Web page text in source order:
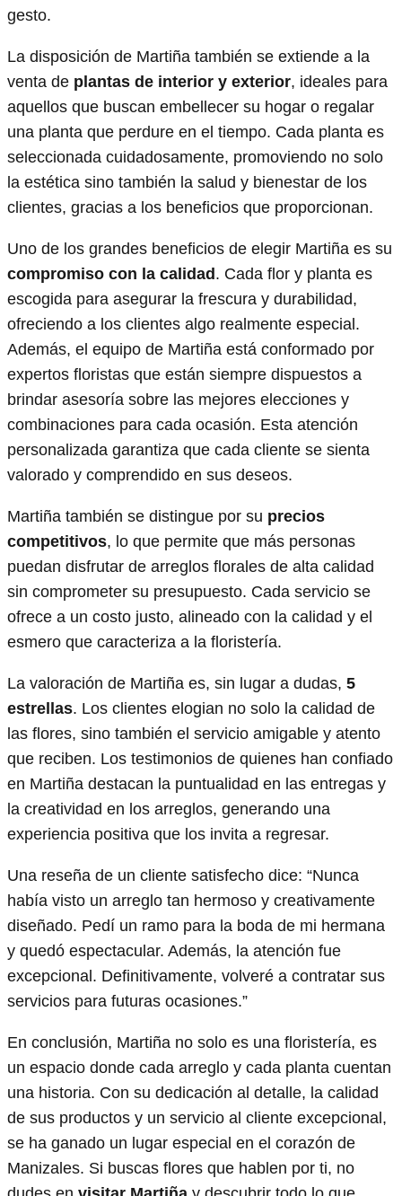
gesto.
La disposición de Martiña también se extiende a la
venta de plantas de interior y exterior, ideales para
aquellos que buscan embellecer su hogar o regalar
una planta que perdure en el tiempo. Cada planta es
seleccionada cuidadosamente, promoviendo no solo
la estética sino también la salud y bienestar de los
clientes, gracias a los beneficios que proporcionan.
Uno de los grandes beneficios de elegir Martiña es su
compromiso con la calidad. Cada flor y planta es
escogida para asegurar la frescura y durabilidad,
ofreciendo a los clientes algo realmente especial.
Además, el equipo de Martiña está conformado por
expertos floristas que están siempre dispuestos a
brindar asesoría sobre las mejores elecciones y
combinaciones para cada ocasión. Esta atención
personalizada garantiza que cada cliente se sienta
valorado y comprendido en sus deseos.
Martiña también se distingue por su precios
competitivos, lo que permite que más personas
puedan disfrutar de arreglos florales de alta calidad
sin comprometer su presupuesto. Cada servicio se
ofrece a un costo justo, alineado con la calidad y el
esmero que caracteriza a la floristería.
La valoración de Martiña es, sin lugar a dudas, 5
estrellas. Los clientes elogian no solo la calidad de
las flores, sino también el servicio amigable y atento
que reciben. Los testimonios de quienes han confiado
en Martiña destacan la puntualidad en las entregas y
la creatividad en los arreglos, generando una
experiencia positiva que los invita a regresar.
Una reseña de un cliente satisfecho dice: “Nunca
había visto un arreglo tan hermoso y creativamente
diseñado. Pedí un ramo para la boda de mi hermana
y quedó espectacular. Además, la atención fue
excepcional. Definitivamente, volveré a contratar sus
servicios para futuras ocasiones.”
En conclusión, Martiña no solo es una floristería, es
un espacio donde cada arreglo y cada planta cuentan
una historia. Con su dedicación al detalle, la calidad
de sus productos y un servicio al cliente excepcional,
se ha ganado un lugar especial en el corazón de
Manizales. Si buscas flores que hablen por ti, no